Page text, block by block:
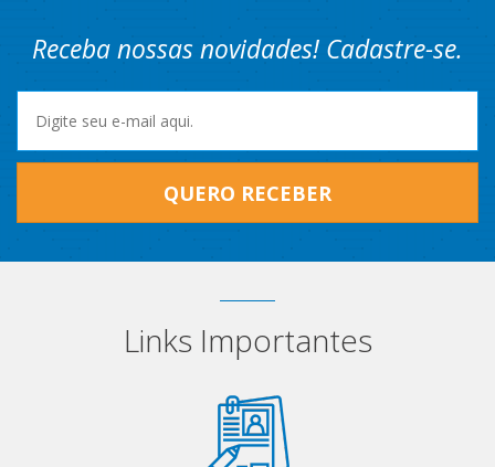
Receba nossas novidades! Cadastre-se.
QUERO RECEBER
Links Importantes